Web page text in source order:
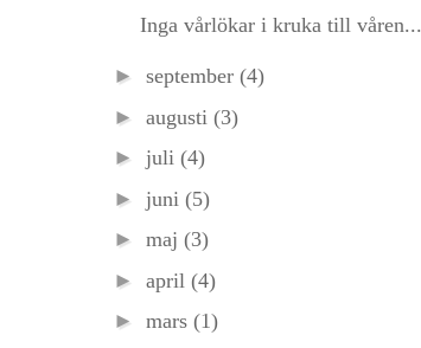
Inga vårlökar i kruka till våren...
► september (4)
► augusti (3)
► juli (4)
► juni (5)
► maj (3)
► april (4)
► mars (1)